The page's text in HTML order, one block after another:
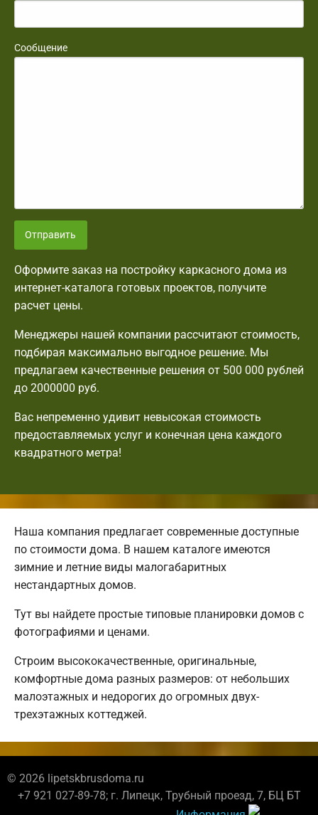
Сообщение
Отправить
Оформите заказ на постройку каркасного дома из
интернет-каталога готовых проектов, получите
расчет цены.
Менеджеры нашей компании рассчитают стоимость,
подбирая максимально выгодное решение. Мы
предлагаем качественные решения от 500 000 рублей
до 2000000 руб.
Вас непременно удивит невысокая стоимость
предоставляемых услуг и конечная цена каждого
квадратного метра!
Наша компания предлагает современные доступные
по стоимости дома. В нашем каталоге имеются
зимние и летние виды малогабаритных
нестандартных домов.
Тут вы найдете простые типовые планировки домов с
фотографиями и ценами.
Строим высококачественные, оригинальные,
комфортные дома разных размеров: от небольших
малоэтажных и недорогих до огромных двух-
трехэтажных коттеджей.
© 2026 lipetskbrusdoma.ru
+7 921 027-89-78; г. Липецк, Трубный проезд, 7, БЦ БТ